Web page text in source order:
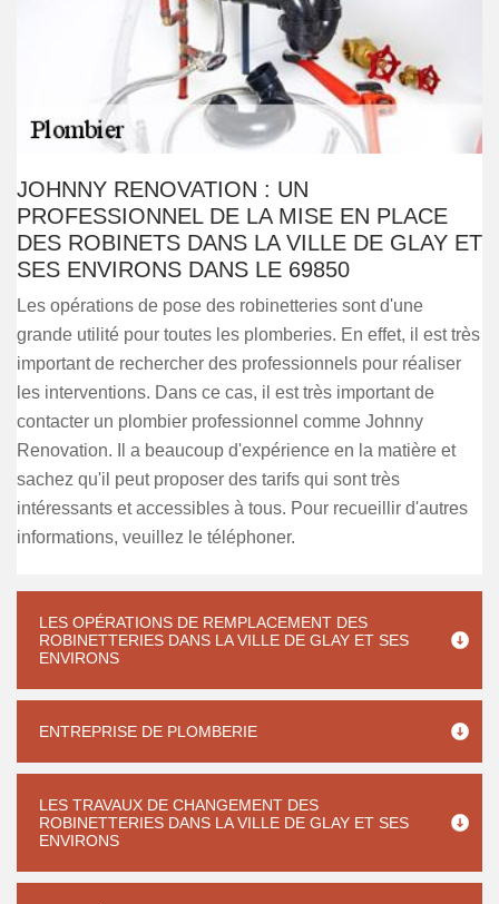
JOHNNY RENOVATION : UN
PROFESSIONNEL DE LA MISE EN PLACE
DES ROBINETS DANS LA VILLE DE GLAY ET
SES ENVIRONS DANS LE 69850
Les opérations de pose des robinetteries sont d'une
grande utilité pour toutes les plomberies. En effet, il est très
important de rechercher des professionnels pour réaliser
les interventions. Dans ce cas, il est très important de
contacter un plombier professionnel comme Johnny
Renovation. Il a beaucoup d'expérience en la matière et
sachez qu'il peut proposer des tarifs qui sont très
intéressants et accessibles à tous. Pour recueillir d'autres
informations, veuillez le téléphoner.
LES OPÉRATIONS DE REMPLACEMENT DES
ROBINETTERIES DANS LA VILLE DE GLAY ET SES
ENVIRONS
ENTREPRISE DE PLOMBERIE
LES TRAVAUX DE CHANGEMENT DES
ROBINETTERIES DANS LA VILLE DE GLAY ET SES
ENVIRONS